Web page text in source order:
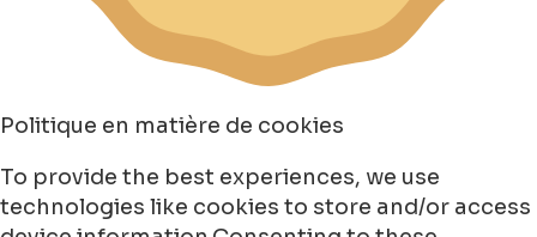
Politique en matière de cookies
To provide the best experiences, we use
technologies like cookies to store and/or access